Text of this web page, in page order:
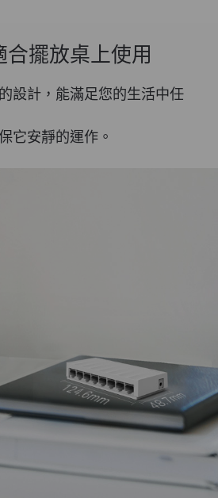
擺放桌上使用
設計，能滿足您的生活中任
它安靜的運作。